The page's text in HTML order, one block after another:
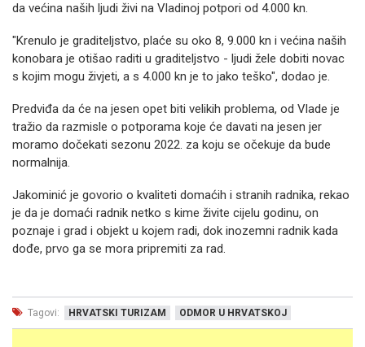
da većina naših ljudi živi na Vladinoj potpori od 4.000 kn.
"Krenulo je graditeljstvo, plaće su oko 8, 9.000 kn i većina naših
konobara je otišao raditi u graditeljstvo - ljudi žele dobiti novac
s kojim mogu živjeti, a s 4.000 kn je to jako teško", dodao je.
Predviđa da će na jesen opet biti velikih problema, od Vlade je
tražio da razmisle o potporama koje će davati na jesen jer
moramo dočekati sezonu 2022. za koju se očekuje da bude
normalnija.
Jakominić je govorio o kvaliteti domaćih i stranih radnika, rekao
je da je domaći radnik netko s kime živite cijelu godinu, on
poznaje i grad i objekt u kojem radi, dok inozemni radnik kada
dođe, prvo ga se mora pripremiti za rad.
Tagovi: HRVATSKI TURIZAM ODMOR U HRVATSKOJ